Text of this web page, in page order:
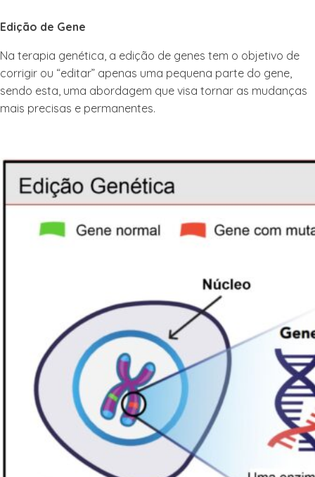
Edição de Gene
Na terapia genética, a edição de genes tem o objetivo de
corrigir ou “editar” apenas uma pequena parte do gene,
sendo esta, uma abordagem que visa tornar as mudanças
mais precisas e permanentes.